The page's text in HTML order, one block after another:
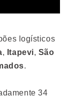
logísticos
, Itapevi, São
.
34